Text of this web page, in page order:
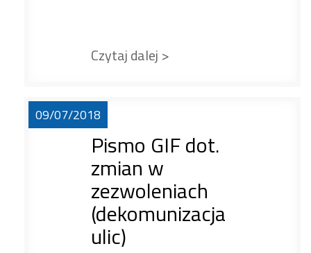
Czytaj dalej >
09/07/2018
Pismo GIF dot.
zmian w
zezwoleniach
(dekomunizacja
ulic)